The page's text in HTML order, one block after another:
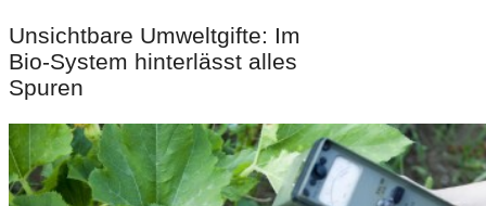
Unsichtbare Umweltgifte: Im
Bio-System hinterlässt alles
Spuren